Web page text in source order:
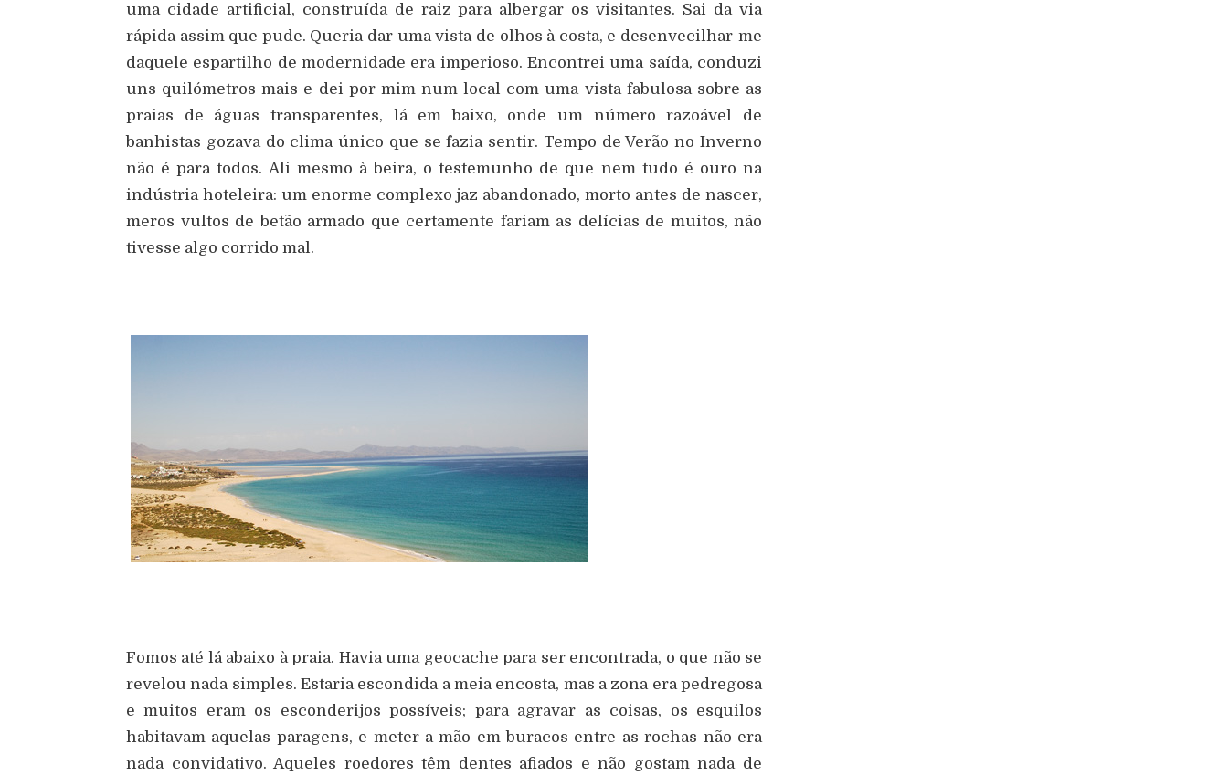
uma cidade artificial, construída de raiz para albergar os visitantes. Sai da via
rápida assim que pude. Queria dar uma vista de olhos à costa, e desenvecilhar-me
daquele espartilho de modernidade era imperioso. Encontrei uma saída, conduzi
uns quilómetros mais e dei por mim num local com uma vista fabulosa sobre as
praias de águas transparentes, lá em baixo, onde um número razoável de
banhistas gozava do clima único que se fazia sentir. Tempo de Verão no Inverno
não é para todos. Ali mesmo à beira, o testemunho de que nem tudo é ouro na
indústria hoteleira: um enorme complexo jaz abandonado, morto antes de nascer,
meros vultos de betão armado que certamente fariam as delícias de muitos, não
tivesse algo corrido mal.
Fomos até lá abaixo à praia. Havia uma geocache para ser encontrada, o que não se
revelou nada simples. Estaria escondida a meia encosta, mas a zona era pedregosa
e muitos eram os esconderijos possíveis; para agravar as coisas, os esquilos
habitavam aquelas paragens, e meter a mão em buracos entre as rochas não era
nada convidativo. Aqueles roedores têm dentes afiados e não gostam nada de